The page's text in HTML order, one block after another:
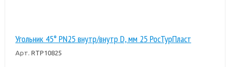
Угольник 45° PN25 внутр/внутр D, мм 25 РосТурПласт
Арт. RTP10825